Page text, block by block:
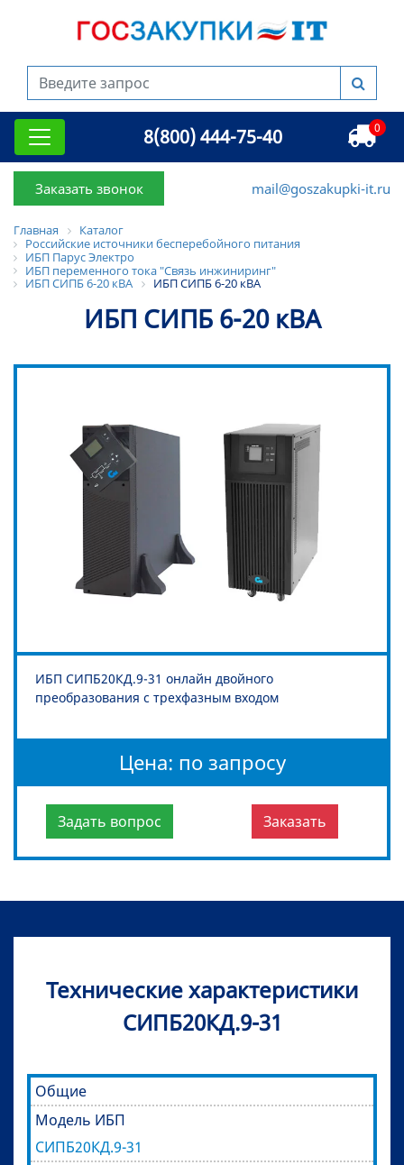
8(800) 444-75-40 0
Заказать звонок mail@goszakupki-it.ru
Главная
Каталог
Российские источники бесперебойного питания
ИБП Парус Электро
ИБП переменного тока "Связь инжиниринг"
ИБП СИПБ 6-20 кВА
ИБП СИПБ 6-20 кВА
ИБП СИПБ 6-20 кВА
ИБП СИПБ20КД.9-31 онлайн двойного
преобразования с трехфазным входом
Цена: по запросу
Задать вопрос Заказать
Технические характеристики
СИПБ20КД.9-31
Общие
Модель ИБП
СИПБ20КД.9-31